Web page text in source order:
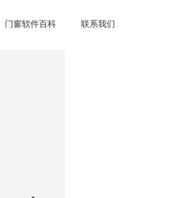
门窗软件百科 联系我们